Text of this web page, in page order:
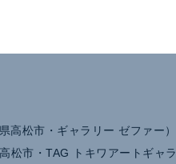
川県高松市・塩江美術館）
神山アートスタジオ）
松市・ギャラリー ゼファー）
市・TAG トキワアートギャラ